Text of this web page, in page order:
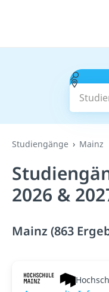
Studiengänge Mainz
2026 &
Mainz (863